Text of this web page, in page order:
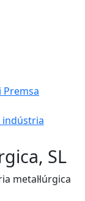
indústria
SL
metal·lúrgica